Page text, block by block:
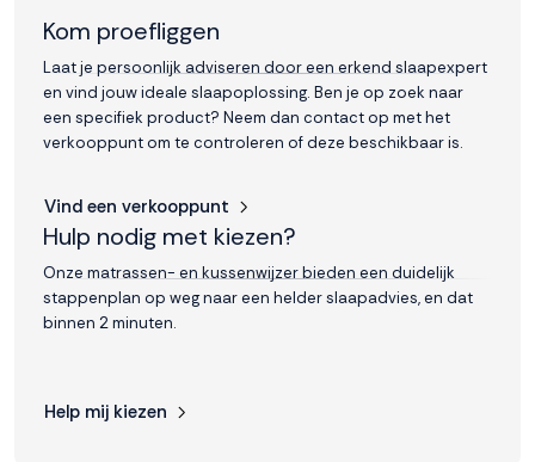
Kom proefliggen
Laat je persoonlijk adviseren door een erkend slaapexpert
en vind jouw ideale slaapoplossing. Ben je op zoek naar
een specifiek product? Neem dan contact op met het
verkooppunt om te controleren of deze beschikbaar is.
Vind een verkooppunt
Hulp nodig met kiezen?
Onze matrassen- en kussenwijzer bieden een duidelijk
stappenplan op weg naar een helder slaapadvies, en dat
binnen 2 minuten.
Help mij kiezen